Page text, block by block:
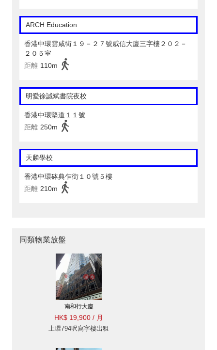
ARCH Education
香港中環雲咸街１９－２７號威信大廈三字樓２０２－
２０５室
距離 110m
明愛徐誠斌書院夜校
香港中環堅道１１號
距離 250m
天麟學校
香港中環砵典乍街１０號５樓
距離 210m
同類物業放盤
南和行大廈
HK$ 19,900 / 月
上環794呎寫字樓出租